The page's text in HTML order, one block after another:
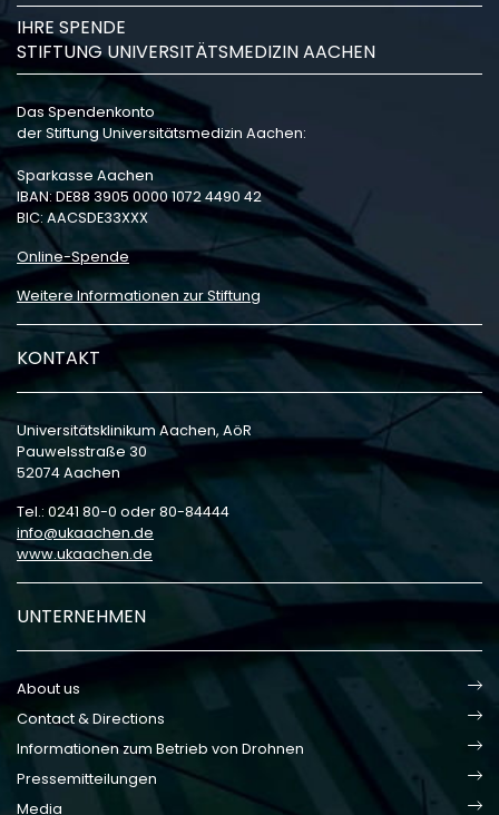
IHRE SPENDE
STIFTUNG UNIVERSITÄTSMEDIZIN AACHEN
Das Spendenkonto
der Stiftung Universitätsmedizin Aachen:
Sparkasse Aachen
IBAN: DE88 3905 0000 1072 4490 42
BIC: AACSDE33XXX
Online-Spende
Weitere Informationen zur Stiftung
KONTAKT
Universitätsklinikum Aachen, AöR
Pauwelsstraße 30
52074 Aachen
Tel.: 0241 80-0 oder 80-84444
info
ukaachen de
www.ukaachen.de
UNTERNEHMEN
About us
Contact & Directions
Informationen zum Betrieb von Drohnen
Pressemitteilungen
Media